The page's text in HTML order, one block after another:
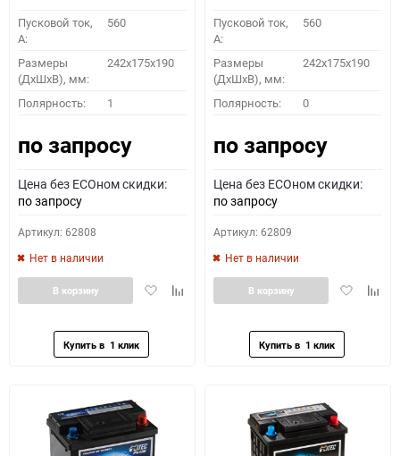
Пусковой ток,
A:
560
Размеры
(ДхШхВ), мм:
242x175x190
Полярность: 1
по запросу
Цена без ECOном скидки:
по запросу
Артикул: 62808
Нет в наличии
ДобавитьДобавить
В корзину
Пусковой ток,
A:
560
Размеры
(ДхШхВ), мм:
242x175x190
Полярность: 0
по запросу
Цена без ECOном скидки:
по запросу
Артикул: 62809
Нет в наличии
Добавить
В корзину